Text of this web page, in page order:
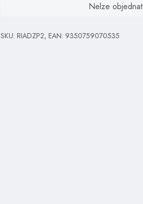
Nelze objednat
SKU: RIADZP2, EAN: 9350759070535